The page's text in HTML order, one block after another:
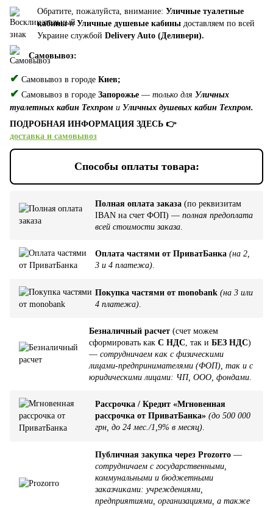
Обратите, пожалуйста, внимание: Уличные туалетные
кабиныи Уличные душевые кабины доставляем по всей
Украине службой Delivery Auto (Деливери).
Самовывоз:
✔ Самовывоз в городе Киев;
✔ Самовывоз в городе Запорожье — только для Уличных
туалетных кабин Техпром и Уличных душевых кабин Техпром.
ПОДРОБНАЯ ИНФОРМАЦИЯ ЗДЕСЬ 👉
доставка и самовывоз
Способы оплаты товара:
Полная оплата заказа (по реквизитам
IBAN на счет ФОП) — полная предоплата
всей стоимости заказа
Оплата частями от ПриватБанка (на 2,
3 и 4 платежа)
Покупка частями от monobank (на 3 или
4 платежа)
Безналичный расчет (счет можем
сформировать как С НДС , так и БЕЗ НДС)
— сотрудничаем как с физическими
лицами-предпринимателями (ФОП), так и с
юридическими лицами: ЧП, ООО, фондами
Рассрочка / Кредит «Мгновенная
рассрочка от ПриватБанка» (до 500 000
грн, до 24 мес./1,9% в месяц).
Публичная закупка через Prozorro —
сотрудничаем с государственными,
коммунальными и бюджетными
заказчиками: учреждениями,
предприятиями, организациями, а также